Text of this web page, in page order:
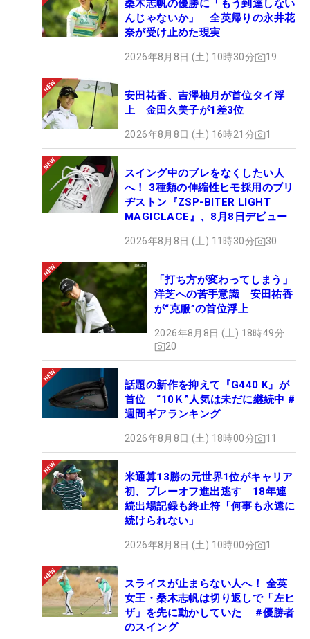
桑木志帆の優勝に「もう到達しない
んじゃないか」 全英帰りの永井花
奈が受け止めた現実
2026年8月8日 (土) 10時30分 19
安田祐香、吉澤柚月が首位タイ浮
上 金田久美子が1差3位
2026年8月8日 (土) 16時21分 1
スイング中のブレをなくしたい人
へ！ 3種類の伸縮性ヒモ採用のブリ
ヂストン『ZSP-BITER LIGHT
MAGICLACE』、8月8日デビュー
2026年8月8日 (土) 11時30分 30
「打ち方が変わってしまう」
洋芝への苦手意識 安田祐香
が“克服”の首位浮上
2026年8月8日 (土) 18時49分
20
話題の新作を抑えて『G440 K』が
首位 “10Ｋ”人気は未だに継続中 #
週間ギアランキング
2026年8月8日 (土) 18時00分 11
米通算13勝の元世界1位がキャリア
初、プレーオフ進出逃す 18年連
続出場記録も終止符「何事も永遠に
続けられない」
2026年8月8日 (土) 10時00分 1
スライスが止まらない人へ！ 全英
女王・桑木志帆は切り返しで「左ヒ
ザ」を先に動かしていた #優勝者
のスイング